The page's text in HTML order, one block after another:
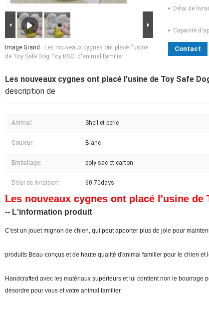
Image Grand : Les nouveaux cygnes ont placé l'usine
de Toy Safe Dog Toy BSCI d'animal familier
Délai de
Capacité
Contact
Les nouveaux cygnes ont placé l'usine de Toy Safe
description de
Animal: Shell et perle
Couleur: Blanc
Emballage: poly-sac et carton
Délai de livraison: 60-70days
Les nouveaux cygnes ont placé l'usine de
-- L'information produit
C'est un jouet mignon de chien, qui peut apporter plus de joie pour
produits Beau-conçus et de haute qualité d'animal familier pour le chien et
Handcrafted avec les matériaux supérieurs et lui contient non le
désordre pour vous et votre animal familier.